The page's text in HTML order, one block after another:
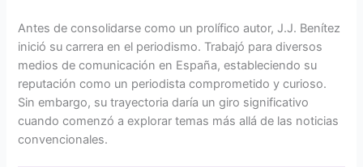
Antes de consolidarse como un prolífico autor, J.J. Benítez
inició su carrera en el periodismo. Trabajó para diversos
medios de comunicación en España, estableciendo su
reputación como un periodista comprometido y curioso.
Sin embargo, su trayectoria daría un giro significativo
cuando comenzó a explorar temas más allá de las noticias
convencionales.